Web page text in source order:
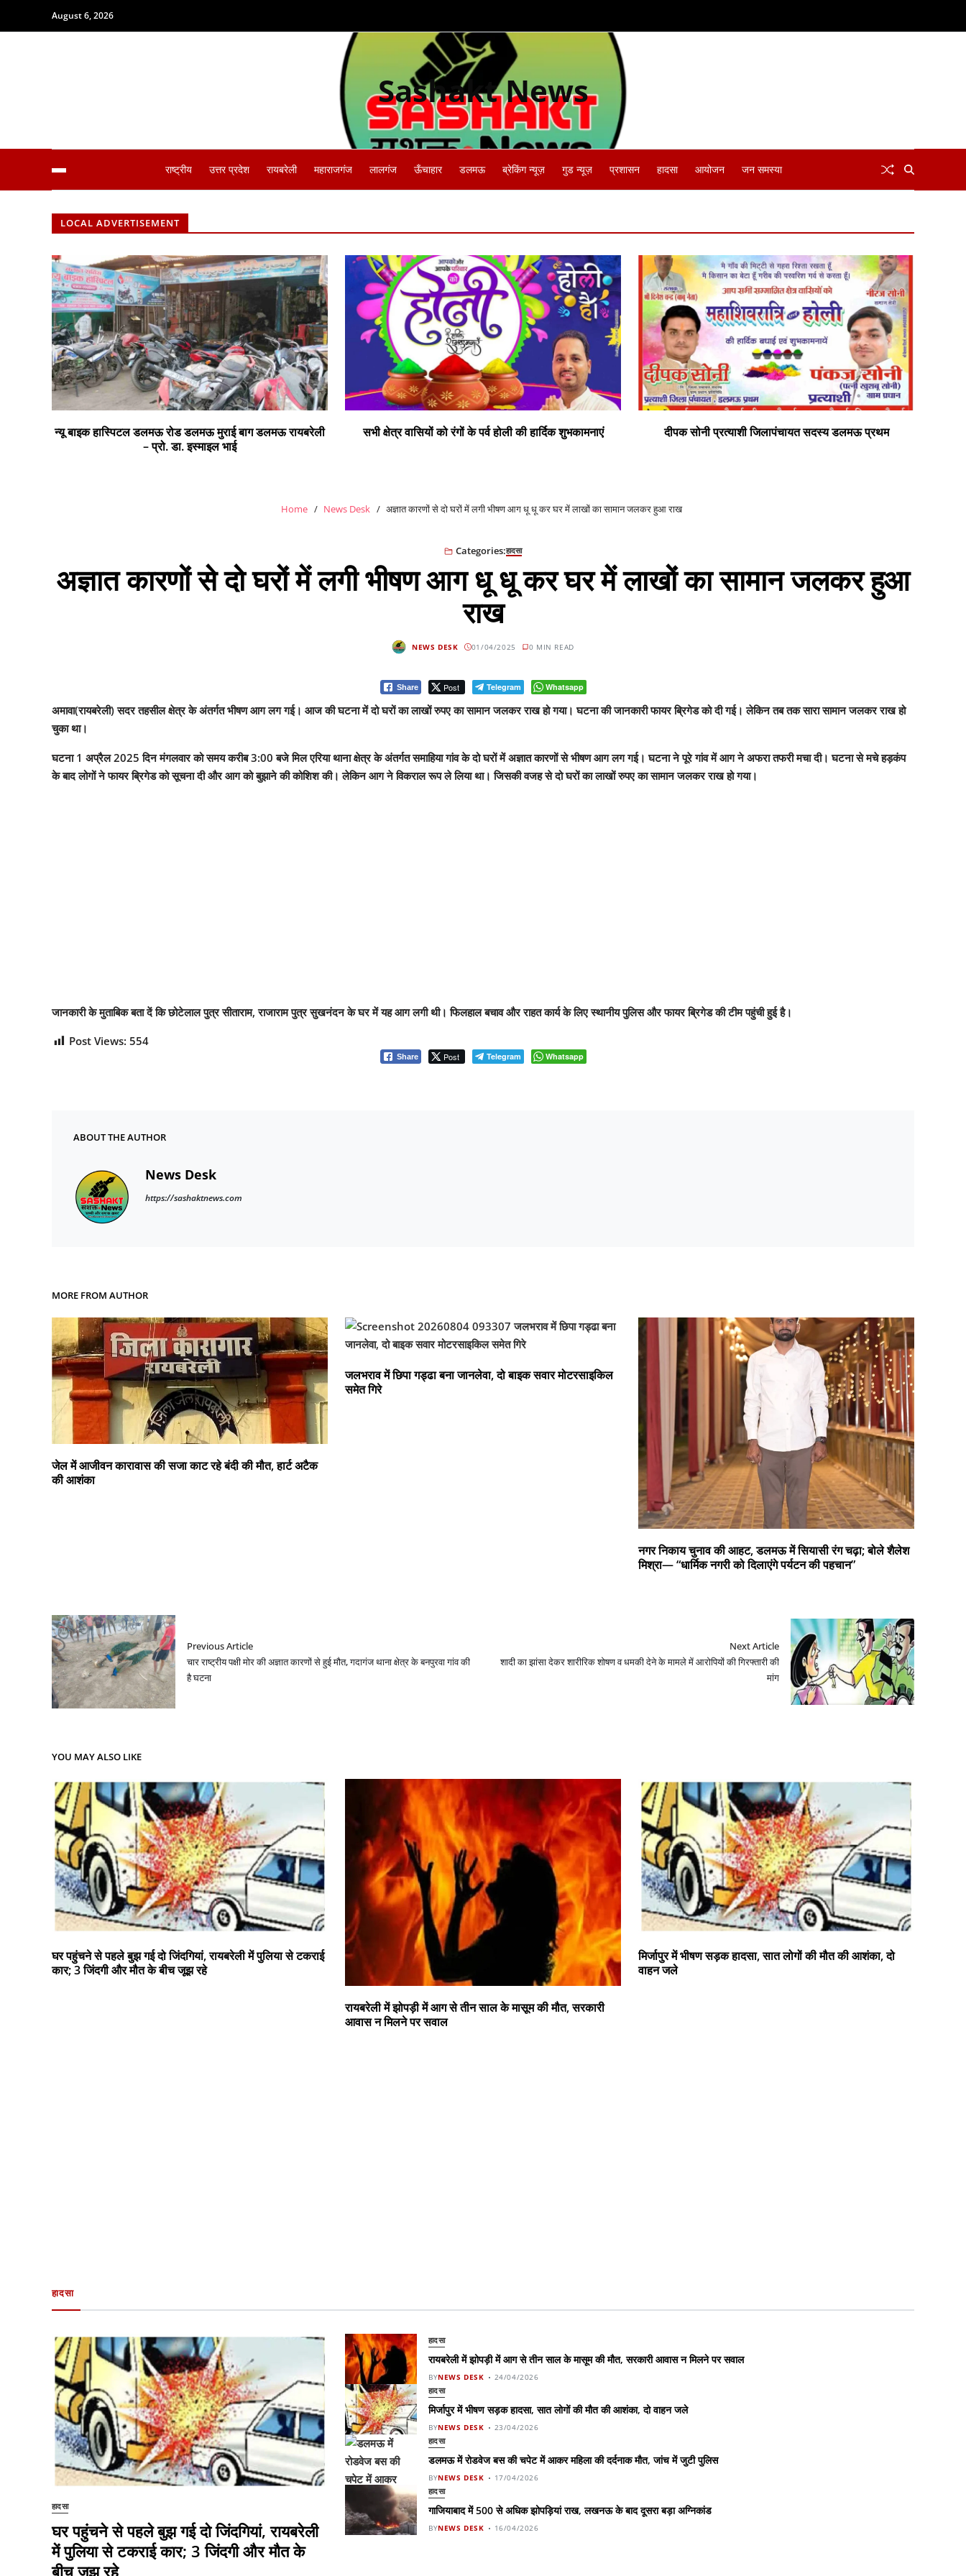
August 6, 2026
Sashakt News
राष्ट्रीय उत्तर प्रदेश रायबरेली महाराजगंज लालगंज ऊँचाहार डलमऊ ब्रेकिंग न्यूज़ गुड न्यूज़ प्रशासन हादसा आयोजन जन समस्या
LOCAL ADVERTISEMENT
न्यू बाइक हास्पिटल डलमऊ रोड डलमऊ मुराई बाग डलमऊ रायबरेली
– प्रो. डा. इस्माइल भाई
सभी क्षेत्र वासियों को रंगों के पर्व होली की हार्दिक शुभकामनाएं दीपक सोनी प्रत्याशी जिलापंचायत सदस्य डलमऊ प्रथम
Home News Desk अज्ञात कारणों से दो घरों में लगी भीषण आग धू धू कर घर में लाखों का सामान जलकर हुआ राख
Categories:हादसा
अज्ञात कारणों से दो घरों में लगी भीषण आग धू धू कर घर में लाखों का सामान जलकर हुआ
राख
NEWS DESK 01/04/2025 0 MIN READ
Share Post Telegram Whatsapp
अमावा(रायबरेली) सदर तहसील क्षेत्र के अंतर्गत भीषण आग लग गई। आज की घटना में दो घरों का लाखों रुपए का सामान जलकर राख हो गया। घटना की जानकारी फायर ब्रिगेड को दी गई। लेकिन तब तक सारा सामान जलकर राख हो
चुका था।
घटना 1 अप्रैल 2025 दिन मंगलवार को समय करीब 3:00 बजे मिल एरिया थाना क्षेत्र के अंतर्गत समाहिया गांव के दो घरों में अज्ञात कारणों से भीषण आग लग गई। घटना ने पूरे गांव में आग ने अफरा तफरी मचा दी। घटना से मचे हड़कंप
के बाद लोगों ने फायर ब्रिगेड को सूचना दी और आग को बुझाने की कोशिश की। लेकिन आग ने विकराल रूप ले लिया था। जिसकी वजह से दो घरों का लाखों रुपए का सामान जलकर राख हो गया।
जानकारी के मुताबिक बता दें कि छोटेलाल पुत्र सीताराम, राजाराम पुत्र सुखनंदन के घर में यह आग लगी थी। फिलहाल बचाव और राहत कार्य के लिए स्थानीय पुलिस और फायर ब्रिगेड की टीम पहुंची हुई है।
Post Views: 554
Share Post Telegram Whatsapp
ABOUT THE AUTHOR
News Desk
https://sashaktnews.com
MORE FROM AUTHOR
जेल में आजीवन कारावास की सजा काट रहे बंदी की मौत, हार्ट अटैक
की आशंका
जलभराव में छिपा गड्ढा बना जानलेवा, दो बाइक सवार मोटरसाइकिल
समेत गिरे
नगर निकाय चुनाव की आहट, डलमऊ में सियासी रंग चढ़ा; बोले शैलेश
मिश्रा— “धार्मिक नगरी को दिलाएंगे पर्यटन की पहचान”
Previous Article
चार राष्ट्रीय पक्षी मोर की अज्ञात कारणों से हुई मौत, गदागंज थाना क्षेत्र के बनपुरवा गांव की
है घटना
Next Article
शादी का झांसा देकर शारीरिक शोषण व धमकी देने के मामले में आरोपियों की गिरफ्तारी की
मांग
YOU MAY ALSO LIKE
घर पहुंचने से पहले बुझ गई दो जिंदगियां, रायबरेली में पुलिया से टकराई
कार; 3 जिंदगी और मौत के बीच जूझ रहे
रायबरेली में झोपड़ी में आग से तीन साल के मासूम की मौत, सरकारी
आवास न मिलने पर सवाल
मिर्जापुर में भीषण सड़क हादसा, सात लोगों की मौत की आशंका, दो
वाहन जले
हादसा
हादसा
घर पहुंचने से पहले बुझ गई दो जिंदगियां, रायबरेली
में पुलिया से टकराई कार; 3 जिंदगी और मौत के
बीच जूझ रहे
हादसा
रायबरेली में झोपड़ी में आग से तीन साल के मासूम की मौत, सरकारी आवास न मिलने पर सवाल
BYNEWS DESK 24/04/2026
हादसा
मिर्जापुर में भीषण सड़क हादसा, सात लोगों की मौत की आशंका, दो वाहन जले
BYNEWS DESK 23/04/2026
हादसा
डलमऊ में रोडवेज बस की चपेट में आकर महिला की दर्दनाक मौत, जांच में जुटी पुलिस
BYNEWS DESK 17/04/2026
हादसा
गाजियाबाद में 500 से अधिक झोपड़ियां राख, लखनऊ के बाद दूसरा बड़ा अग्निकांड
BYNEWS DESK 16/04/2026